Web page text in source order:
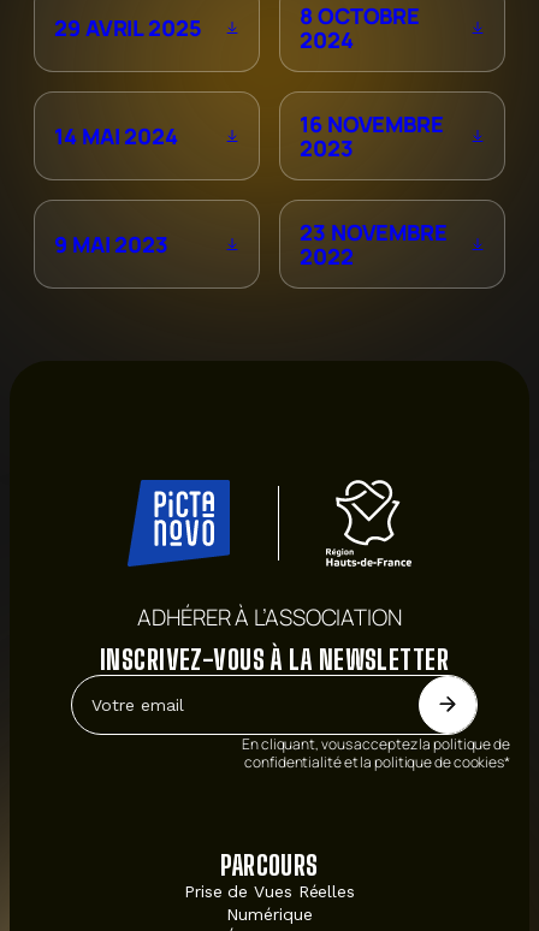
29 AVRIL 2025
8 OCTOBRE
2024
14 MAI 2024
16 NOVEMBRE
2023
9 MAI 2023
23 NOVEMBRE
2022
ADHÉRER À L’ASSOCIATION
PARCOURS
Prise de Vues Réelles
Numérique
INSCRIVEZ-VOUS À LA NEWSLETTER
En cliquant, vous acceptez la politique de
confidentialité et la politique de cookies*